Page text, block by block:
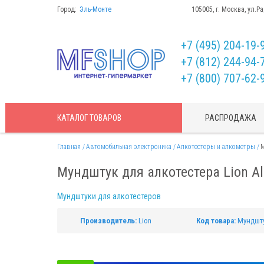
Город: Эль-Монте 105005, г. Москва,
+7 (495) 204-19-
+7 (812) 244-94-
+7 (800) 707-62-
КАТАЛОГТОВАРОВ РАСПРОДАЖА
Главная Автомобильная электроника Алкотестеры и алкометры
Мундштук для алкотестера Lion
Мундштуки для алкотестеров
Производитель: Lion Код товара: